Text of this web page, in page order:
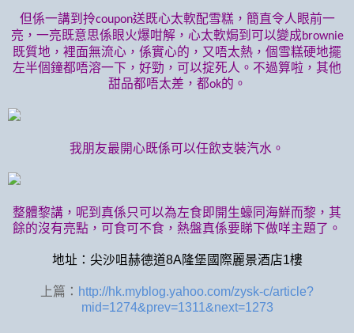
但係一講到拎coupon送既心太軟配雪糕，簡直令人眼前一
亮，一亮既意思係眼火爆咁解，心太軟焗到可以變成brownie
既質地，裡面無流心，係實心的，又唔太熱，個雪糕硬地擺
左半個鐘都唔溶一下，好勁，可以掟死人。不過算啦，其他
甜品都唔太差，都ok的。
我朋友最開心既係可以任飲支裝汽水。
整體黎講，呢到真係只可以為左食即開生蠔同海鮮而黎，其
餘的沒有亮點，可食可不食，熱盤真係要睇下做咩主題了。
地址：尖沙咀赫德道8A隆堡國際麗景酒店1樓
上篇： http://hk.myblog.yahoo.com/zysk-c/article?
mid=1274&prev=1311&next=1273